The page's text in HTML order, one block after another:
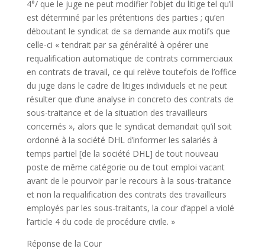
4°/ que le juge ne peut modifier l’objet du litige tel qu’il
est déterminé par les prétentions des parties ; qu’en
déboutant le syndicat de sa demande aux motifs que
celle-ci « tendrait par sa généralité à opérer une
requalification automatique de contrats commerciaux
en contrats de travail, ce qui relève toutefois de l’office
du juge dans le cadre de litiges individuels et ne peut
résulter que d’une analyse in concreto des contrats de
sous-traitance et de la situation des travailleurs
concernés », alors que le syndicat demandait qu’il soit
ordonné à la société DHL d’informer les salariés à
temps partiel [de la société DHL] de tout nouveau
poste de même catégorie ou de tout emploi vacant
avant de le pourvoir par le recours à la sous-traitance
et non la requalification des contrats des travailleurs
employés par les sous-traitants, la cour d’appel a violé
l’article 4 du code de procédure civile. »
Réponse de la Cour